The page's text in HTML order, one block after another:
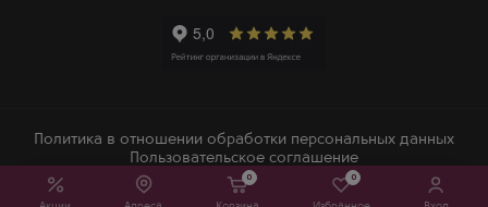
0 0
2026 © Winemore – Магазин алкогольных напитков в Москве
Политика в отношении обработки персональных данных
Пользовательское соглашение